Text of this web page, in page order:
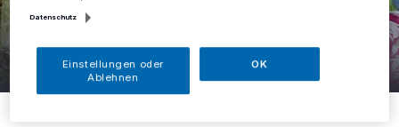
Der BVM pflanzt Obstbäume
Datenschutz
Einstellungen oder
Ablehnen
OK